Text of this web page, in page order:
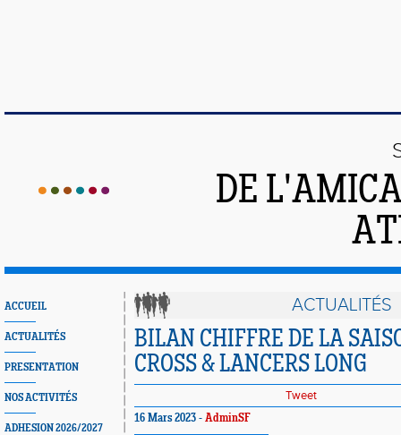
DE
ACCUEIL
ACTUALITÉS
PRESENTATION
NOS ACTIVITÉS
ADHESION 2026/2027
ACTUALITÉS
BILAN CHIFFRE DE LA
CROSS & LANCERS LONG
Tweet
16 Mars 2023 - AdminSF